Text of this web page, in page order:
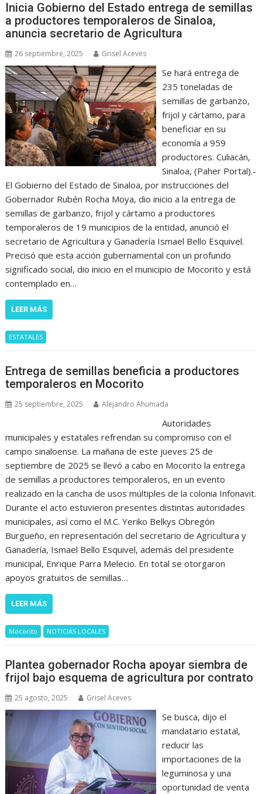
Inicia Gobierno del Estado entrega de semillas
a productores temporaleros de Sinaloa,
anuncia secretario de Agricultura
26 septiembre, 2025 Grisel Aceves
Se hará entrega de
235 toneladas de
semillas de garbanzo,
frijol y cártamo, para
beneficiar en su
economía a 959
productores. Culiacán,
Sinaloa, (Paher Portal).-
El Gobierno del Estado de Sinaloa, por instrucciones del
Gobernador Rubén Rocha Moya, dio inicio a la entrega de
semillas de garbanzo, frijol y cártamo a productores
temporaleros de 19 municipios de la entidad, anunció el
secretario de Agricultura y Ganadería Ismael Bello Esquivel.
Precisó que esta acción gubernamental con un profundo
significado social, dio inicio en el municipio de Mocorito y está
contemplado en…
LEER MÁS
ESTATALES
Entrega de semillas beneficia a productores
temporaleros en Mocorito
25 septiembre, 2025 Alejandro Ahumada
Autoridades
municipales y estatales refrendan su compromiso con el
campo sinaloense. La mañana de este jueves 25 de
septiembre de 2025 se llevó a cabo en Mocorito la entrega
de semillas a productores temporaleros, en un evento
realizado en la cancha de usos múltiples de la colonia Infonavit.
Durante el acto estuvieron presentes distintas autoridades
municipales, así como el M.C. Yeriko Belkys Obregón
Burgueño, en representación del secretario de Agricultura y
Ganadería, Ismael Bello Esquivel, además del presidente
municipal, Enrique Parra Melecio. En total se otorgaron
apoyos gratuitos de semillas…
LEER MÁS
Mocorito NOTICIAS LOCALES
Plantea gobernador Rocha apoyar siembra de
frijol bajo esquema de agricultura por contrato
25 agosto, 2025 Grisel Aceves
Se busca, dijo el
mandatario estatal,
reducir las
importaciones de la
leguminosa y una
oportunidad de venta